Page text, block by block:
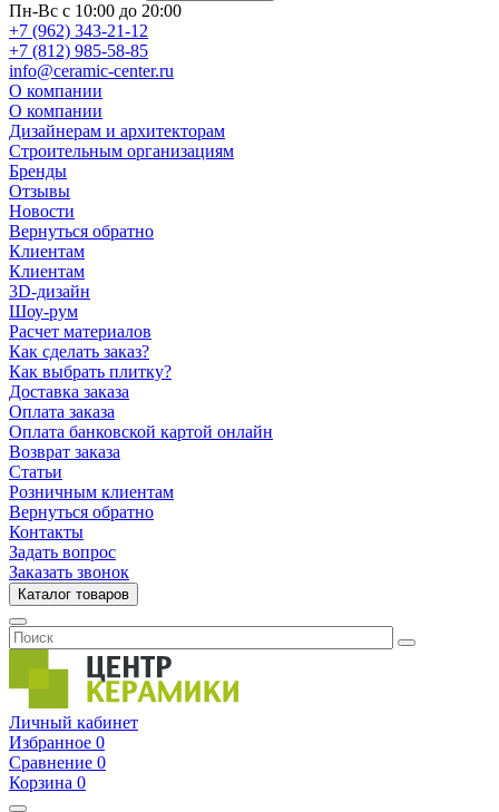
Пн-Вс с 10:00 до 20:00
+7 (962) 343-21-12
+7 (812) 985-58-85
info@ceramic-center.ru
О компании
О компании
Дизайнерам и архитекторам
Строительным организациям
Бренды
Отзывы
Новости
Вернуться обратно
Клиентам
Клиентам
3D-дизайн
Шоу-рум
Расчет материалов
Как сделать заказ?
Как выбрать плитку?
Доставка заказа
Оплата заказа
Оплата банковской картой онлайн
Возврат заказа
Статьи
Розничным клиентам
Вернуться обратно
Контакты
Задать вопрос
Заказать звонок
Каталог товаров
Личный кабинет
Избранное 0
Сравнение 0
Корзина 0